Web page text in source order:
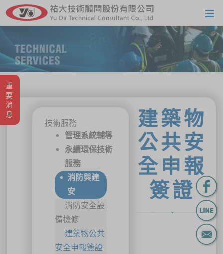
重要消息
技術服務
管理系統輔導
永續環保技術
服務
消防與建
安
消防安全設
備檢修
建築物公共
安全申報簽證
建築物
公共安
全申報
簽證